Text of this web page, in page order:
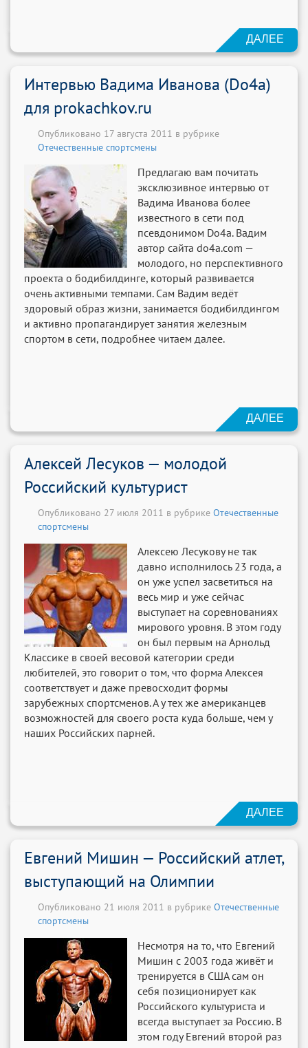
ДАЛЕЕ
Интервью Вадима Иванова (Do4a)
для prokachkov.ru
Опубликовано 17 августа 2011 в рубрике
Отечественные спортсмены
Предлагаю вам почитать
эксклюзивное интервью от
Вадима Иванова более
известного в сети под
псевдонимом Do4a. Вадим
автор сайта do4a.com —
молодого, но перспективного
проекта о бодибилдинге, который развивается
очень активными темпами. Сам Вадим ведёт
здоровый образ жизни, занимается бодибилдингом
и активно пропагандирует занятия железным
спортом в сети, подробнее читаем далее.
ДАЛЕЕ
Алексей Лесуков — молодой
Российский культурист
Опубликовано 27 июля 2011 в рубрике Отечественные
спортсмены
Алексею Лесукову не так
давно исполнилось 23 года, а
он уже успел засветиться на
весь мир и уже сейчас
выступает на соревнованиях
мирового уровня. В этом году
он был первым на Арнольд
Классике в своей весовой категории среди
любителей, это говорит о том, что форма Алексея
соответствует и даже превосходит формы
зарубежных спортсменов. А у тех же американцев
возможностей для своего роста куда больше, чем у
наших Российских парней.
ДАЛЕЕ
Евгений Мишин — Российский атлет,
выступающий на Олимпии
Опубликовано 21 июля 2011 в рубрике Отечественные
спортсмены
Несмотря на то, что Евгений
Мишин с 2003 года живёт и
тренируется в США сам он
себя позиционирует как
Российского культуриста и
всегда выступает за Россию. В
этом году Евгений второй раз